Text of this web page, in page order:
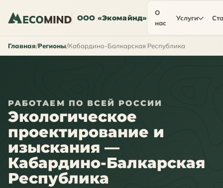
ООО «Экомайнд»
О
нас
Услуги
Главная Регионы Кабардино-Балкарская Республика
РАБОТАЕМ ПО ВСЕЙ РОССИИ
Экологическое
проектирование и
изыскания —
Кабардино-Балкарская
Республика